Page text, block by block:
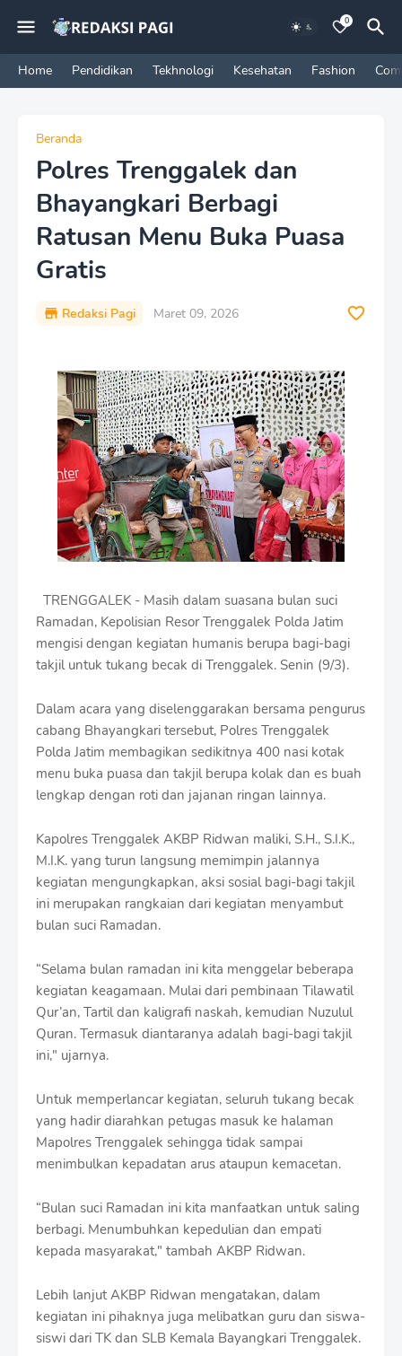
0
Home Pendidikan Tekhnologi Kesehatan Fashion
Beranda
Polres Trenggalek dan
Bhayangkari Berbagi
Ratusan Menu Buka Puasa
Gratis
Redaksi Pagi Maret 09, 2026
TRENGGALEK - Masih dalam suasana bulan suci
Ramadan, Kepolisian Resor Trenggalek Polda Jatim
mengisi dengan kegiatan humanis berupa bagi-bagi
takjil untuk tukang becak di Trenggalek. Senin (9/3).
Dalam acara yang diselenggarakan bersama pengurus
cabang Bhayangkari tersebut, Polres Trenggalek
Polda Jatim membagikan sedikitnya 400 nasi kotak
menu buka puasa dan takjil berupa kolak dan es buah
lengkap dengan roti dan jajanan ringan lainnya.
Kapolres Trenggalek AKBP Ridwan maliki, S.H., S.I.K.,
M.I.K. yang turun langsung memimpin jalannya
kegiatan mengungkapkan, aksi sosial bagi-bagi takjil
ini merupakan rangkaian dari kegiatan menyambut
bulan suci Ramadan.
“Selama bulan ramadan ini kita menggelar beberapa
kegiatan keagamaan. Mulai dari pembinaan Tilawatil
Qur’an, Tartil dan kaligrafi naskah, kemudian Nuzulul
Quran. Termasuk diantaranya adalah bagi-bagi takjil
ini," ujarnya.
Untuk memperlancar kegiatan, seluruh tukang becak
yang hadir diarahkan petugas masuk ke halaman
Mapolres Trenggalek sehingga tidak sampai
menimbulkan kepadatan arus ataupun kemacetan.
“Bulan suci Ramadan ini kita manfaatkan untuk saling
berbagi. Menumbuhkan kepedulian dan empati
kepada masyarakat," tambah AKBP Ridwan.
Lebih lanjut AKBP Ridwan mengatakan, dalam
kegiatan ini pihaknya juga melibatkan guru dan siswa-
siswi dari TK dan SLB Kemala Bayangkari Trenggalek.
e
s
i
g
W
i
t
h
S
h
f
f
T
e
m
p
a
t
e
s